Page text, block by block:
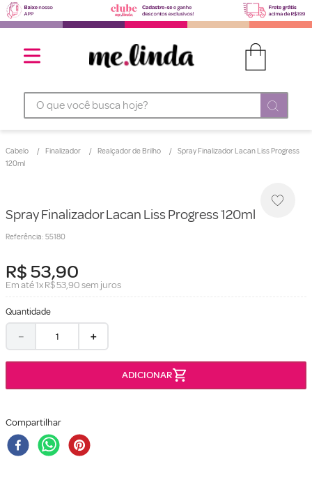
O que você busca hoje?
Cabelo Finalizador Realçador de Brilho
Spray Finalizador Lacan Liss Progress
120ml
Spray Finalizador Lacan Liss Progress 120ml
Referência: 55180
R$53,90
Em até1xR$53,90sem juros
Quantidade
＋
－
Compartilhar